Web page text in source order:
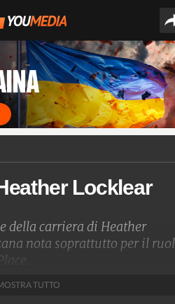
Locklear
della carriera di Heather
nota soprattutto per il
TUTTO